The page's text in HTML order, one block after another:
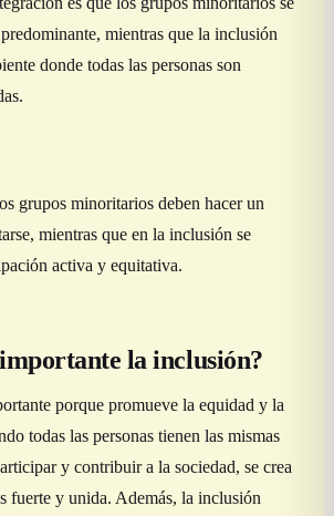
mientras que la inclusión
donde todas las personas son
grupos minoritarios deben hacer un
mientras que en la inclusión se
activa y equitativa.
la inclusión?
porque promueve la equidad y la
todas las personas tienen las mismas
y contribuir a la sociedad, se crea
fuerte y unida. Además, la inclusión